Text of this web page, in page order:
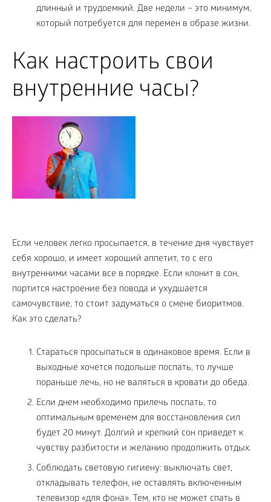
длинный и трудоемкий. Две недели – это минимум,
который потребуется для перемен в образе жизни.
Как настроить свои
внутренние часы?
Если человек легко просыпается, в течение дня чувствует
себя хорошо, и имеет хороший аппетит, то с его
внутренними часами все в порядке. Если клонит в сон,
портится настроение без повода и ухудшается
самочувствие, то стоит задуматься о смене биоритмов.
Как это сделать?
Стараться просыпаться в одинаковое время. Если в
выходные хочется подольше поспать, то лучше
пораньше лечь, но не валяться в кровати до обеда.
Если днем необходимо прилечь поспать, то
оптимальным временем для восстановления сил
будет 20 минут. Долгий и крепкий сон приведет к
чувству разбитости и желанию продолжить отдых.
Соблюдать световую гигиену: выключать свет,
откладывать телефон, не оставлять включенным
телевизор «для фона». Тем, кто не может спать в